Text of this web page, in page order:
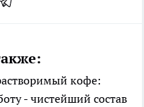
кофе:
- чистейший состав